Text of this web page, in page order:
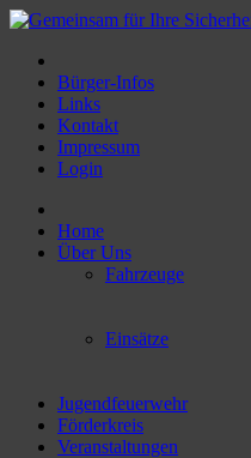
Bürger-Infos
Links
Kontakt
Impressum
Login
Home
Über Uns
Fahrzeuge
Einsätze
Jugendfeuerwehr
Förderkreis
Veranstaltungen